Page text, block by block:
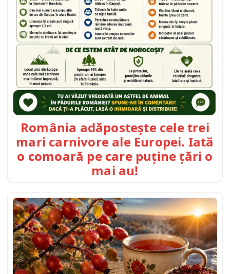
România adăpostește cele trei
mari carnivore ale Europei. Iată
o comoară pe care puține țări o
mai au!